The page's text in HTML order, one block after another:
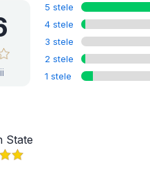
5 stele
4 stele
3 stele
2 stele
1 stele
State